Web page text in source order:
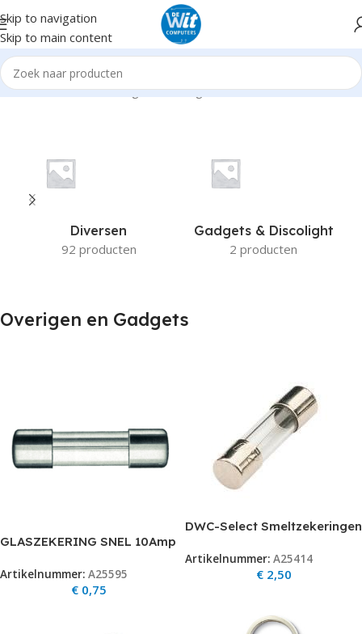
Skip to navigation
Skip to main content
Home Hardware Overigen en Gadgets
Diversen
92 producten
Gadgets & Discolight
2 producten
Overigen en Gadgets
GLASZEKERING SNEL 10Amp
Artikelnummer: A25595
€0,75
DWC-Select Smeltzekeringen
stuk Time-lag. SLOW.
Langzame doorbranding
Artikelnummer: A25414
€2,50